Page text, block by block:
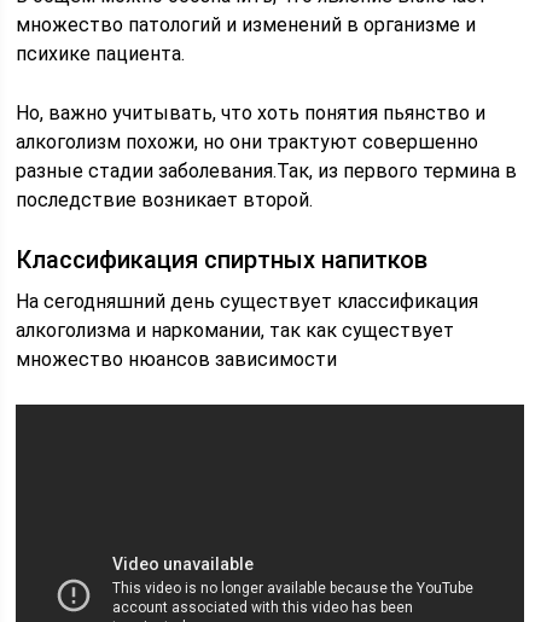
множество патологий и изменений в организме и
психике пациента.
Но, важно учитывать, что хоть понятия пьянство и
алкоголизм похожи, но они трактуют совершенно
разные стадии заболевания.Так, из первого термина в
последствие возникает второй.
Классификация спиртных напитков
На сегодняшний день существует классификация
алкоголизма и наркомании, так как существует
множество нюансов зависимости